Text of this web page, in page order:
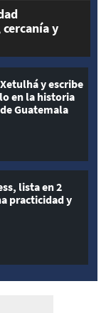
y
y escribe
en la historia
Guatemala
lista en 2
practicidad y